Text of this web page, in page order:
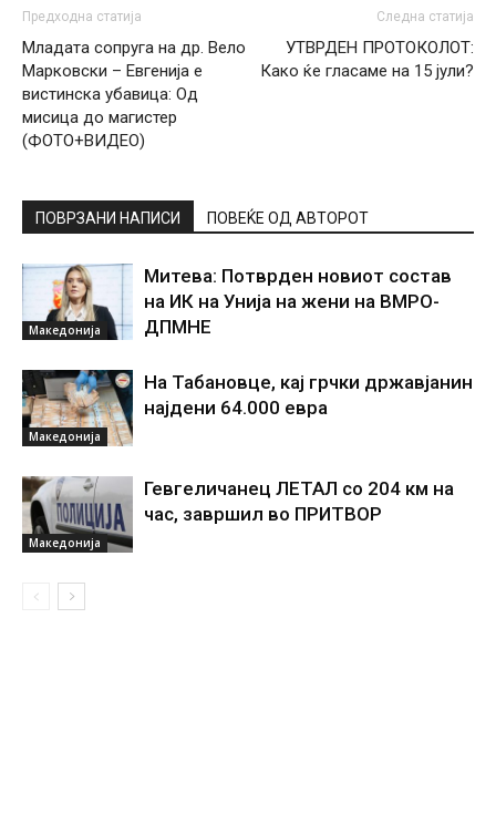
Предходна статија
Младата сопруга на др. Вело
Марковски – Евгенија е
вистинска убавица: Од
мисица до магистер
(ФОТО+ВИДЕО)
Следна статија
УТВРДЕН ПРОТОКОЛОТ:
Како ќе гласаме на 15 јули?
ПОВРЗАНИ НАПИСИ ПОВЕЌЕ ОД АВТОРОТ
Македонија
Митева: Потврден новиот состав
на ИК на Унија на жени на ВМРО-
ДПМНЕ
Македонија
На Табановце, кај грчки државјанин
најдени 64.000 евра
Македонија
Гевгеличанец ЛЕТАЛ со 204 км на
час, завршил во ПРИТВОР